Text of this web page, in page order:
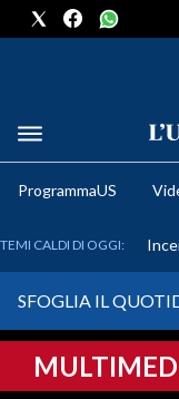
METEO
CRONACA SARDEGNA
ProgrammaUS
TEMI CALDI DI OGGI:
SFOGLIA IL